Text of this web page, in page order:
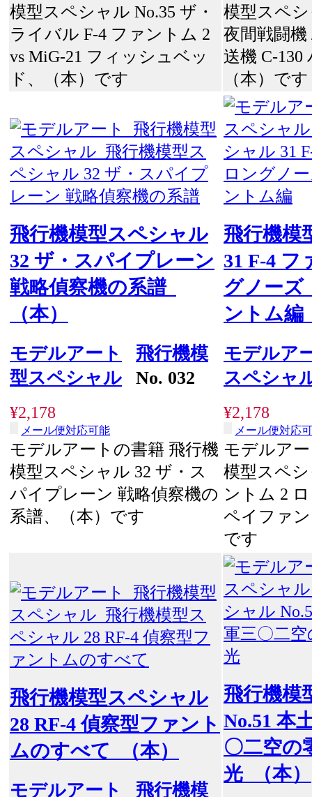
模型スペシャル No.35 ザ・
ライバル F-4 ファントム 2
vs MiG-21 フィッシュベッ
ド、（本）です
模型スペ
夜間戦闘機
送機 C-130
（本）です
飛行機模型スペシャル
32 ザ・スパイプレーン
戦略偵察機の系譜
（本）
モデルアート
飛行機模
型スペシャル No. 032
¥2,178
メール便対応可能
モデルアートの書籍 飛行機
模型スペシャル 32 ザ・ス
パイプレーン 戦略偵察機の
系譜、（本）です
飛行機模
31 F-4 フ
グノーズ
ントム編
モデルア
スペシャ
¥2,178
メール便対応
モデルア
模型スペ
ントム 2
ペイファ
です
飛行機模型スペシャル
28 RF-4 偵察型ファント
ムのすべて （本）
モデルアート
飛行機模
飛行機模
No.51 本
〇二空の
光 （本）